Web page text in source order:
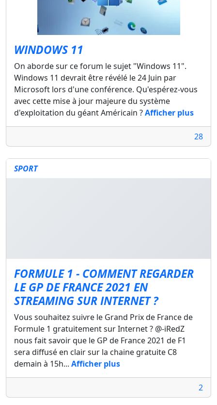
WINDOWS 11
On aborde sur ce forum le sujet "Windows 11".
Windows 11 devrait être révélé le 24 Juin par
Microsoft lors d'une conférence. Qu'espérez-vous
avec cette mise à jour majeure du système
d'exploitation du géant Américain ?Afficher plus
28
SPORT
FORMULE 1 - COMMENT REGARDER
LE GP DE FRANCE 2021 EN
STREAMING SUR INTERNET ?
Vous souhaitez suivre le Grand Prix de France de
Formule 1 gratuitement sur Internet ? @-iRedZ
nous fait savoir que le GP de France 2021 de F1
sera diffusé en clair sur la chaine gratuite C8
demain à 15h... Afficher plus
2